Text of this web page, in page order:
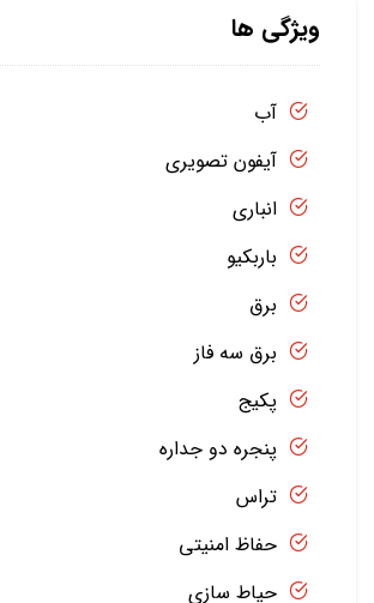
ویژگی ها
آب
آیفون تصویری
انباری
باربکیو
برق
برق سه فاز
پکیج
پنجره دو جداره
تراس
حفاظ امنیتی
حیاط سازی